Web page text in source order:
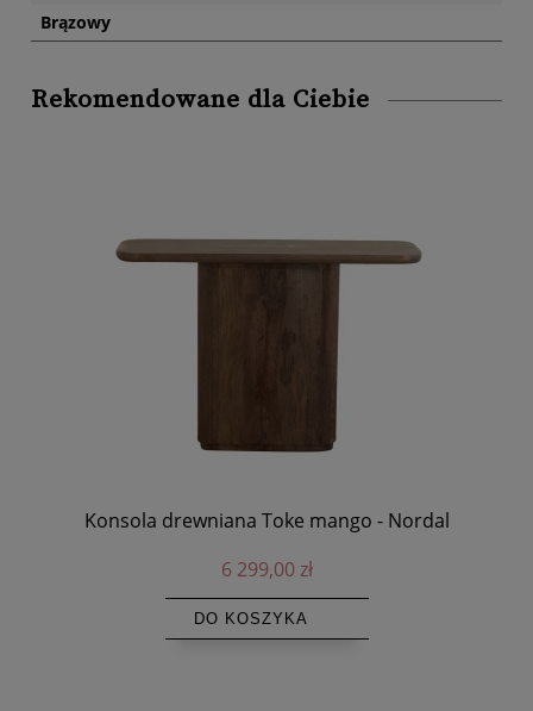
Brązowy
Rekomendowane dla Ciebie
Konsola drewniana Toke mango - Nordal
6 299,00 zł
DO KOSZYKA